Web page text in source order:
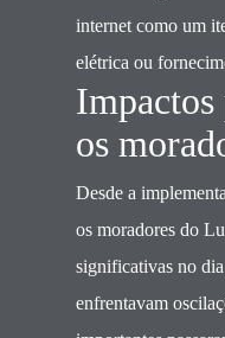
internet como um
elétrica ou
os
Desde a
os moradores do
significativas no
enfrentavam